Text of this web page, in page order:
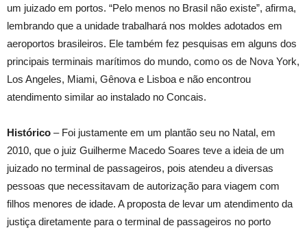
um juizado em portos. “Pelo menos no Brasil não existe”, afirma,
lembrando que a unidade trabalhará nos moldes adotados em
aeroportos brasileiros. Ele também fez pesquisas em alguns dos
principais terminais marítimos do mundo, como os de Nova York,
Los Angeles, Miami, Gênova e Lisboa e não encontrou
atendimento similar ao instalado no Concais.
Histórico – Foi justamente em um plantão seu no Natal, em
2010, que o juiz Guilherme Macedo Soares teve a ideia de um
juizado no terminal de passageiros, pois atendeu a diversas
pessoas que necessitavam de autorização para viagem com
filhos menores de idade. A proposta de levar um atendimento da
justiça diretamente para o terminal de passageiros no porto